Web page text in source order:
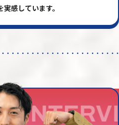
感しています。